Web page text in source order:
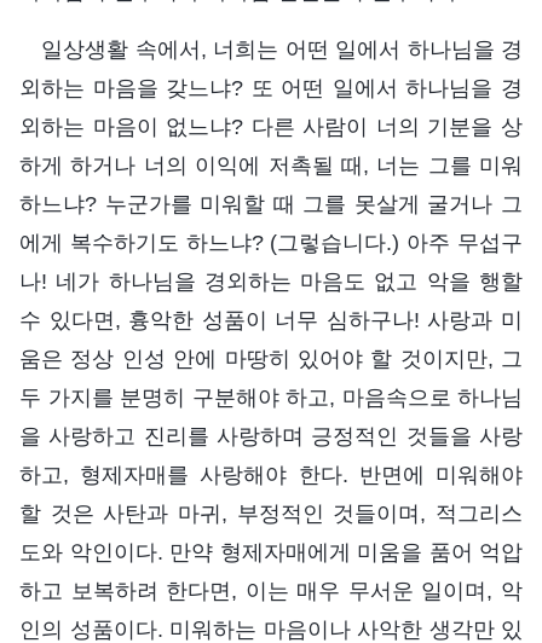
일상생활 속에서, 너희는 어떤 일에서 하나님을 경
외하는 마음을 갖느냐? 또 어떤 일에서 하나님을 경
외하는 마음이 없느냐? 다른 사람이 너의 기분을 상
하게 하거나 너의 이익에 저촉될 때, 너는 그를 미워
하느냐? 누군가를 미워할 때 그를 못살게 굴거나 그
에게 복수하기도 하느냐? (그렇습니다.) 아주 무섭구
나! 네가 하나님을 경외하는 마음도 없고 악을 행할
수 있다면, 흉악한 성품이 너무 심하구나! 사랑과 미
움은 정상 인성 안에 마땅히 있어야 할 것이지만, 그
두 가지를 분명히 구분해야 하고, 마음속으로 하나님
을 사랑하고 진리를 사랑하며 긍정적인 것들을 사랑
하고, 형제자매를 사랑해야 한다. 반면에 미워해야
할 것은 사탄과 마귀, 부정적인 것들이며, 적그리스
도와 악인이다. 만약 형제자매에게 미움을 품어 억압
하고 보복하려 한다면, 이는 매우 무서운 일이며, 악
인의 성품이다. 미워하는 마음이나 사악한 생각만 있